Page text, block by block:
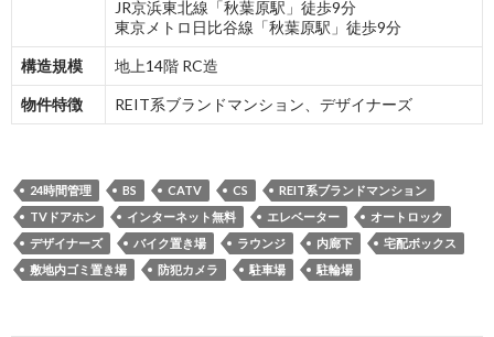
JR京浜東北線「秋葉原駅」徒歩9分
東京メトロ日比谷線「秋葉原駅」徒歩9分
構造規模 地上14階 RC造
物件特徴 REIT系ブランドマンション、デザイナーズ
24時間管理 BS CATV CS
REIT系ブランドマンション
TVドアホン
インターネット無料 エレベーター
オートロック
デザイナーズ
バイク置き場 ラウンジ 内廊下
宅配ボックス
敷地内ゴミ置き場
防犯カメラ 駐車場 駐輪場